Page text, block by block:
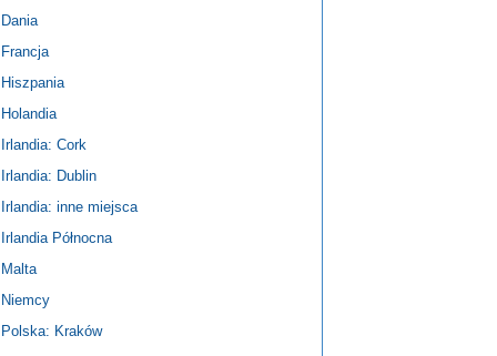
Dania
Francja
Hiszpania
Holandia
Irlandia: Cork
Irlandia: Dublin
Irlandia: inne miejsca
Irlandia Północna
Malta
Niemcy
Polska: Kraków